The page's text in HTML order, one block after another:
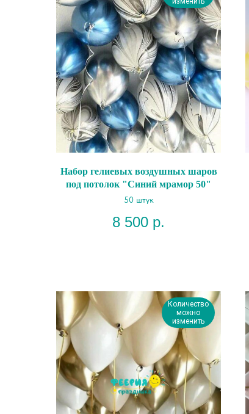
Набор гелиевых воздушных шаров
под потолок "Синий мрамор 50"
50 штук
8 500 р.
Количество
можно
изменить